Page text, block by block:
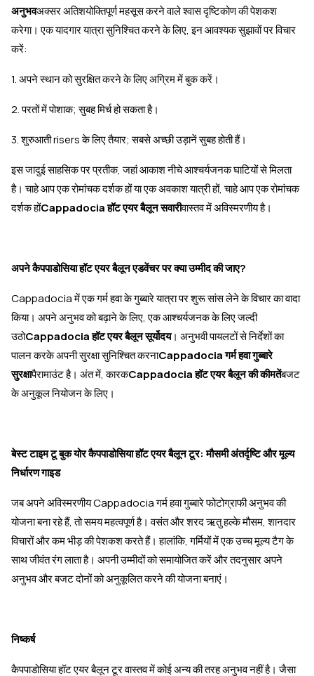
अनुभवअक्सर अतिशयोक्तिपूर्ण महसूस करने वाले श्वास दृष्टिकोण की पेशकश
करेगा। एक यादगार यात्रा सुनिश्चित करने के लिए, इन आवश्यक सुझावों पर विचार
करें:
1. अपने स्थान को सुरक्षित करने के लिए अग्रिम में बुक करें।
2. परतों में पोशाक; सुबह मिर्च हो सकता है।
3. शुरुआती risers के लिए तैयार; सबसे अच्छी उड़ानें सुबह होती हैं।
इस जादुई साहसिक पर प्रतीक, जहां आकाश नीचे आश्चर्यजनक घाटियों से मिलता
है। चाहे आप एक रोमांचक दर्शक हों या एक अवकाश यात्री हों, चाहे आप एक रोमांचक
दर्शक होंCappadocia हॉट एयर बैलून सवारीवास्तव में अविस्मरणीय है।
अपने कैपपाडोसिया हॉट एयर बैलून एडवेंचर पर क्या उम्मीद की जाए?
Cappadocia में एक गर्म हवा के गुब्बारे यात्रा पर शुरू सांस लेने के विचार का वादा
किया। अपने अनुभव को बढ़ाने के लिए, एक आश्चर्यजनक के लिए जल्दी
उठोCappadocia हॉट एयर बैलून सूर्योदय। अनुभवी पायलटों से निर्देशों का
पालन करके अपनी सुरक्षा सुनिश्चित करनाCappadocia गर्म हवा गुब्बारे
सुरक्षापैरामाउंट है। अंत में, कारकCappadocia हॉट एयर बैलून की कीमतेंबजट
के अनुकूल नियोजन के लिए।
बेस्ट टाइम टू बुक योर कैपपाडोसिया हॉट एयर बैलून टूर: मौसमी अंतर्दृष्टि और मूल्य
निर्धारण गाइड
जब अपने अविस्मरणीय Cappadocia गर्म हवा गुब्बारे फोटोग्राफी अनुभव की
योजना बना रहे हैं, तो समय महत्वपूर्ण है। वसंत और शरद ऋतु हल्के मौसम, शानदार
विचारों और कम भीड़ की पेशकश करते हैं। हालांकि, गर्मियों में एक उच्च मूल्य टैग के
साथ जीवंत रंग लाता है। अपनी उम्मीदों को समायोजित करें और तदनुसार अपने
अनुभव और बजट दोनों को अनुकूलित करने की योजना बनाएं।
निष्कर्ष
कैपपाडोसिया हॉट एयर बैलून टूर वास्तव में कोई अन्य की तरह अनुभव नहीं है। जैसा